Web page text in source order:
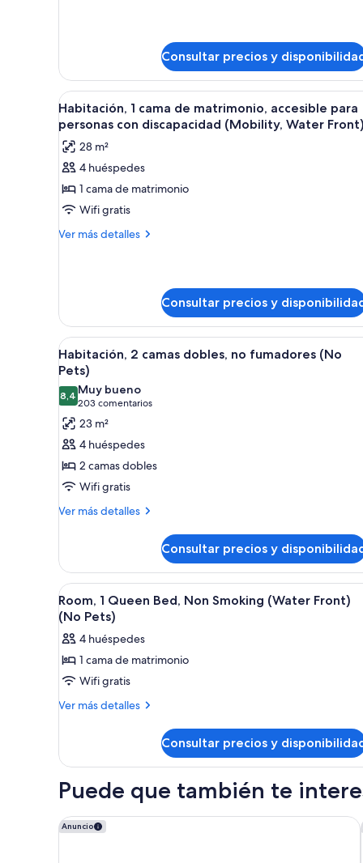
Consultar precios y
Abrir
todas
las
fotos
de
Habitación,
1
cama
personas
con
discapacidad
(Mobility,
Water
Front)
Una habitación de hotel con
7
Habitación, 1 cama de matrimonio, accesible para
personas con discapacidad (Mobility, Water Front)
28 m²
4 huéspedes
1 cama de matrimonio
Wifi gratis
Ver más detalles
Más
de
matrimonio,
accesible
para
personas
con
discapacidad
(Mobility,
Water
Front)
Consultar precios y
Abrir
todas
las
fotos
de
Habitación,
2
camas
dobles,
no
Pets)
Una habitación de hotel con
5
Habitación, 2 camas dobles, no fumadores (No
Pets)
8,48,4 de 10
Muy bueno
203 comentarios
(203 comentarios)
23 m²
4 huéspedes
2 camas dobles
Wifi gratis
Ver más detalles
Más
2
camas
dobles,
no
fumadores
(No
Pets)
Consultar precios y
Abrir
todas
las
fotos
de
Room,
1
Non
Smoking
(Water
Front)
(No
Habitación de hotel con
4
Room, 1 Queen Bed, Non Smoking (Water Front)
(No Pets)
4 huéspedes
1 cama de matrimonio
Wifi gratis
Ver más detalles
Más
1
Bed,
Smoking
(Water
Consultar precios y
Puede que también te
Anuncio
Best Western Plus Gatineau-Ottawa Downtown